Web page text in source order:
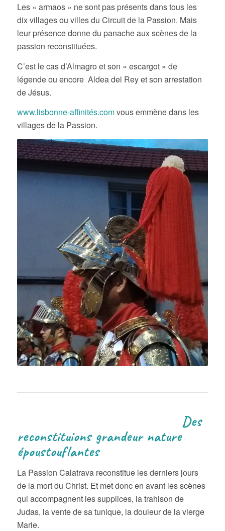
Les « armaos » ne sont pas présents dans tous les
dix villages ou villes du Circuit de la Passion. Mais
leur présence donne du panache aux scènes de la
passion reconstituées.
C’est le cas d’Almagro et son « escargot » de
légende ou encore Aldea del Rey et son arrestation
de Jésus.
www.lisbonne-affinités.comvous emmène dans les
villages de la Passion.
Des
reconstituions grandeur nature
époustouflantes
La Passion Calatrava reconstitue les derniers jours
de la mort du Christ. Et met donc en avant les scènes
qui accompagnent les supplices, la trahison de
Judas, la vente de sa tunique, la douleur de la vierge
Marie.